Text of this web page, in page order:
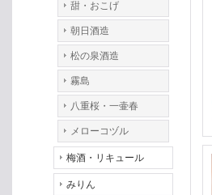
甜・おこげ
朝日酒造
松の泉酒造
霧島
八重桜・一壷春
メローコヅル
梅酒・リキュール
みりん